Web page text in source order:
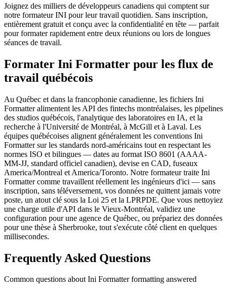
Joignez des milliers de développeurs canadiens qui comptent sur
notre formateur INI pour leur travail quotidien. Sans inscription,
entièrement gratuit et conçu avec la confidentialité en tête — parfait
pour formater rapidement entre deux réunions ou lors de longues
séances de travail.
Formater Ini Formatter pour les flux de
travail québécois
Au Québec et dans la francophonie canadienne, les fichiers Ini
Formatter alimentent les API des fintechs montréalaises, les pipelines
des studios québécois, l'analytique des laboratoires en IA, et la
recherche à l'Université de Montréal, à McGill et à Laval. Les
équipes québécoises alignent généralement les conventions Ini
Formatter sur les standards nord-américains tout en respectant les
normes ISO et bilingues — dates au format ISO 8601 (AAAA-
MM-JJ, standard officiel canadien), devise en CAD, fuseaux
America/Montreal et America/Toronto. Notre formateur traite Ini
Formatter comme travaillent réellement les ingénieurs d'ici — sans
inscription, sans téléversement, vos données ne quittent jamais votre
poste, un atout clé sous la Loi 25 et la LPRPDE. Que vous nettoyiez
une charge utile d'API dans le Vieux-Montréal, validiez une
configuration pour une agence de Québec, ou prépariez des données
pour une thèse à Sherbrooke, tout s'exécute côté client en quelques
millisecondes.
Frequently Asked Questions
Common questions about Ini Formatter formatting answered